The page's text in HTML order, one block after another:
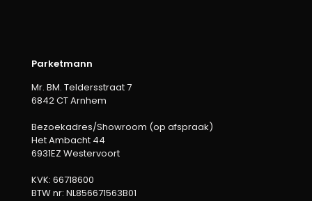
Parketmann
Mr. BM. Teldersstraat 7
6842 CT Arnhem
Bezoekadres/Showroom (op afspraak)
Het Ambacht 44
6931EZ Westervoort
KVK: 66718600
BTW nr: NL856671563B01